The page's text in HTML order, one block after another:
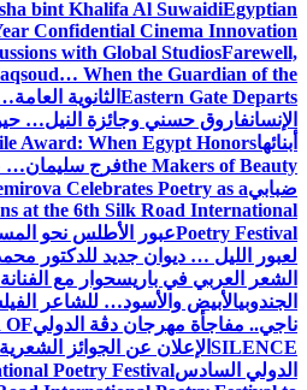
bint Khalifa Al SuwaidiEgyptian
Confidential Cinema Innovation
with Global StudiosFarewell,
When the Guardian of the
Eastern Gate Departs الثانوية
الإنسانفاروق حسني وجائزة النيل…
أبنائهاAward: When Egypt Honors
the Makers of Beautyفرج سليمان…
ضبابيCelebrates Poetry as a
at the 6th Silk Road International
Poetry Festivalعبور الأطلس نحو
لعبور الليل … ديوان جديد للدكتور
الشعر العربي في باريسحوار مع
الجندوبيالأبيض والأسود… للشاعر
ناجي.. مفاجأة مهرجان دڨة الدوليOF
SILENCE الإعلان عن الجوائز
الدولي السادسPoetry Festival